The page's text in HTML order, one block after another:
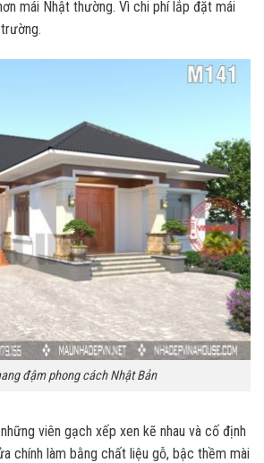
mái Nhật thường. Vì chi phí lắp đặt mái
đậm phong cách Nhật Bản
viên gạch xếp xen kẽ nhau và cố định
chính làm bằng chất liệu gỗ, bậc thềm mài